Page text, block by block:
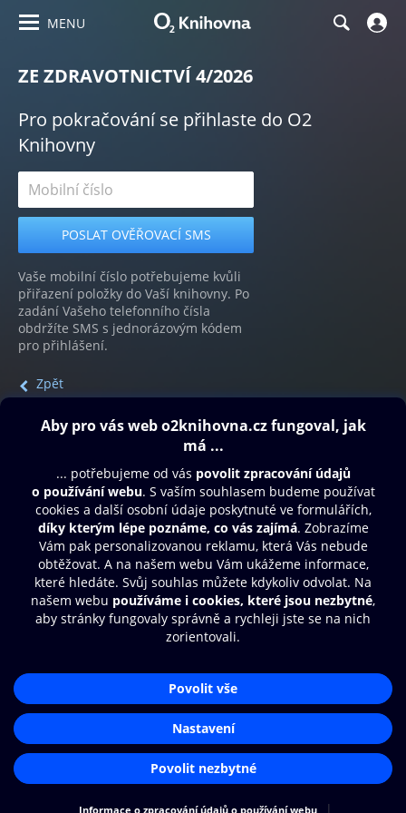
MENU
ZE ZDRAVOTNICTVÍ 4/2026
Pro pokračování se přihlaste do O2
Knihovny
Vaše mobilní číslo potřebujeme kvůli
přiřazení položky do Vaší knihovny. Po
zadání Vašeho telefonního čísla
obdržíte SMS s jednorázovým kódem
pro přihlášení.
Zpět
Obsah ke stažení
Moje O2 Knihovna
Další zábava
© O2 Czech Republic a.s.
Přístupnost
Zásady zpracování osobních údajů
Nastavení cookies
Aplikace O2 Knihovna
Čti a poslouchej své e-knihy a
audioknihy rychleji a pohodlněji.